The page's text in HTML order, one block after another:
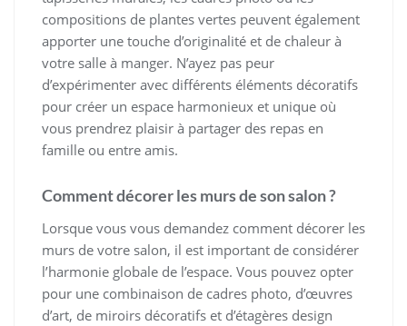
compositions de plantes vertes peuvent également
apporter une touche d’originalité et de chaleur à
votre salle à manger. N’ayez pas peur
d’expérimenter avec différents éléments décoratifs
pour créer un espace harmonieux et unique où
vous prendrez plaisir à partager des repas en
famille ou entre amis.
Comment décorer les murs de son salon ?
Lorsque vous vous demandez comment décorer les
murs de votre salon, il est important de considérer
l’harmonie globale de l’espace. Vous pouvez opter
pour une combinaison de cadres photo, d’œuvres
d’art, de miroirs décoratifs et d’étagères design